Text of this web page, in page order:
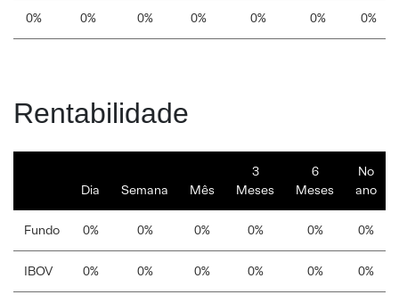
0% 0% 0% 0% 0% 0% 0%
Rentabilidade
Dia Semana Mês
3
Meses
6
Meses
No
ano
Fundo 0% 0% 0% 0% 0% 0%
IBOV 0% 0% 0% 0% 0% 0%